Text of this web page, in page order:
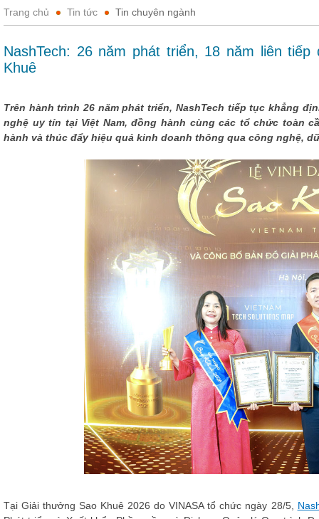
Trang chủ Tin tức Tin chuyên ngành
NashTech: 26 năm phát triển, 18 năm liên
Khuê
Trên hành trình 26 năm phát triển, NashTech tiếp tục khẳng
nghệ uy tín tại Việt Nam, đồng hành cùng các tổ chức toàn
hành và thúc đẩy hiệu quả kinh doanh thông qua công nghệ,
TạiGiải thưởng Sao Khuê 2026 do VINASA tổ chức ngày 28/5,